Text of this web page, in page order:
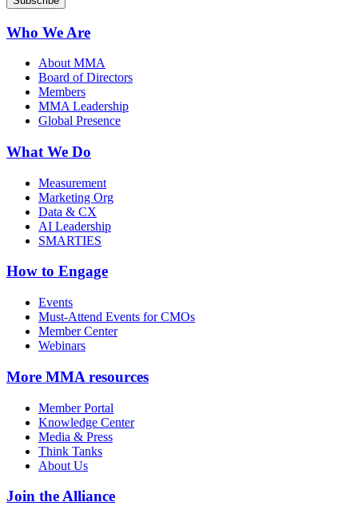
Who We Are
About MMA
Board of Directors
Members
MMA Leadership
Global Presence
What We Do
Measurement
Marketing Org
Data & CX
AI Leadership
SMARTIES
How to Engage
Events
Must-Attend Events for CMOs
Member Center
Webinars
More MMA resources
Member Portal
Knowledge Center
Media & Press
Think Tanks
About Us
Join the Alliance